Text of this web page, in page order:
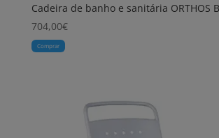
Cadeira de banho e sanitária ORTHOS
704,00€
Comprar